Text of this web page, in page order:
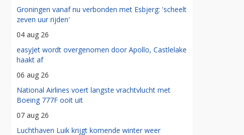
Groningen vanaf nu verbonden met Esbjerg: 'scheelt
zeven uur rijden'
04 aug 26
easyJet wordt overgenomen door Apollo, Castlelake
haakt af
06 aug 26
National Airlines voert langste vrachtvlucht met
Boeing 777F ooit uit
07 aug 26
Luchthaven Luik krijgt komende winter weer